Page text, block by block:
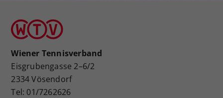
Wiener Tennisverband
Eisgrubengasse 2–6/2
2334 Vösendorf
Tel: 01/7262626